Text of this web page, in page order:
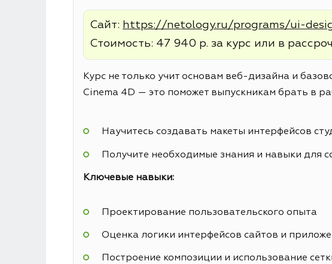
Сайт: https://netology.ru/programs/ui-
Стоимость: 47 940 р. за курс или в
Курс не только учит основам веб-дизайна и
Cinema 4D — это поможет выпускникам брать в
Научитесь создавать макеты интерфейсов
Получите необходимые знания и навыки для
Ключевые навыки:
Проектирование пользовательского опыта
Оценка логики интерфейсов сайтов и
Построение композиции и использование